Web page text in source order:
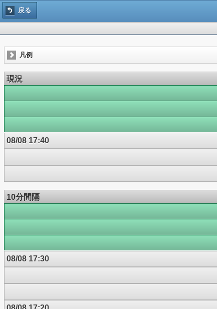
戻る
凡例
現況
08/08 17:40
10分間隔
08/08 17:30